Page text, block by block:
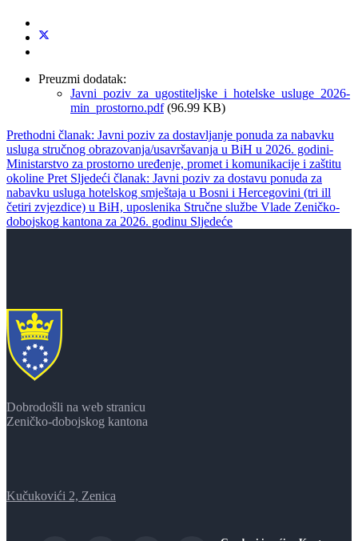
Preuzmi dodatak:
Javni_poziv_za_ugostiteljske_i_hotelske_usluge_2026-
min_prostorno.pdf(96.99 KB)
Prethodni članak: Javni poziv za dostavljanje ponuda za nabavku
usluga stručnog obrazovanja/usavršavanja u BiH u 2026. godini-
Ministarstvo za prostorno uređenje, promet i komunikacije i zaštitu
okoline Pret Sljedeći članak: Javni poziv za dostavu ponuda za
nabavku usluga hotelskog smještaja u Bosni i Hercegovini (tri ill
četiri zvjezdice) u BiH, uposlenika Stručne službe Vlade Zeničko-
dobojskog kantona za 2026. godinu Sljedeće
Dobrodošli na web stranicu
Zeničko-dobojskog kantona
Kučukovići 2, Zenica